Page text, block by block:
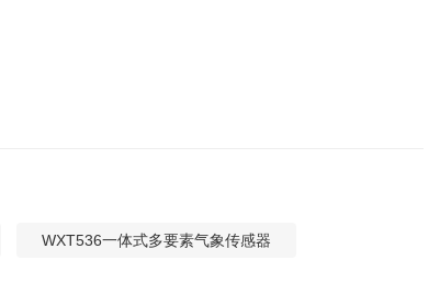
WXT536一体式多要素气象传感器